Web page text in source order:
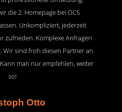
die 2. Homepage bei OCS
Unkompliziert, jederzeit
zufrieden. Komplexe Anfragen
Wir sind froh diesen Partner an
man nur empfehlen, weiter
so!
Otto